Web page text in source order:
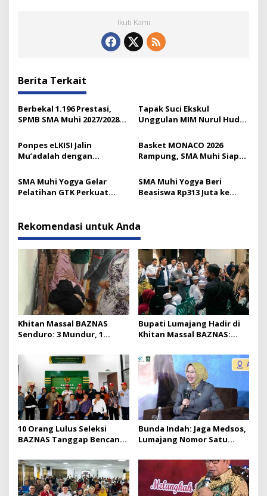
Ikuti Kami
Berita Terkait
Berbekal 1.196 Prestasi,
SPMB SMA Muhi 2027/2028
Tapak Suci Ekskul
Unggulan MIM Nurul Huda
Ponpes eLKISI Jalin
Mu’adalah dengan
Basket MONACO 2026
Rampung, SMA Muhi Siap
SMA Muhi Yogya Gelar
Pelatihan GTK Perkuat
SMA Muhi Yogya Beri
Beasiswa Rp313 Juta ke
Rekomendasi untuk Anda
Khitan Massal BAZNAS
Senduro: 3 Mundur, 1
Bupati Lumajang Hadir di
Khitan Massal BAZNAS:
10 Orang Lulus Seleksi
BAZNAS Tanggap Bencana
Bunda Indah: Jaga Medsos,
Lumajang Nomor Satu